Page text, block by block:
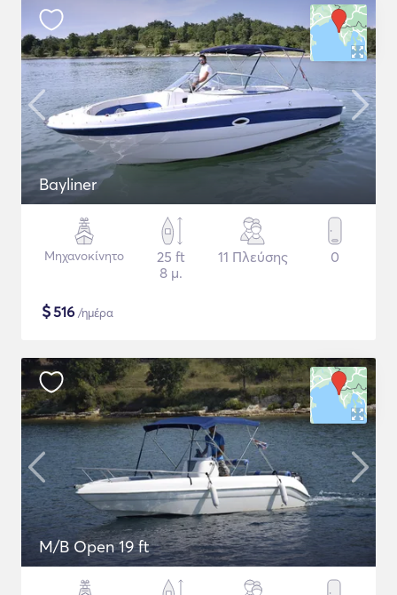
Bayliner
Μηχανοκίνητο
25 ft
8 μ.
11 Πλεύσης 0
$516 /ημέρα
M/B Open 19 ft